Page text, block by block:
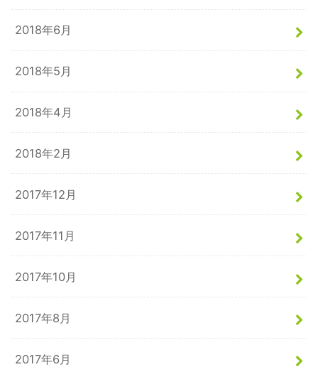
2018年6月
2018年5月
2018年4月
2018年2月
2017年12月
2017年11月
2017年10月
2017年8月
2017年6月